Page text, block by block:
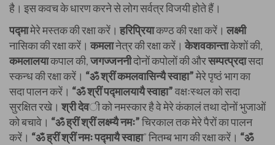
है। इस कवच के धारण करने से लोग सर्वत्र विजयी होते हैं।
पद्मामेरे मस्तक की रक्षा करें। हरिप्रियाकण्ठ की रक्षा करें। लक्ष्मी
नासिका की रक्षा करें। कमलानेत्र की रक्षा करें। केशवकान्ताकेशों की,
कमलालयाकपाल की,जगज्जननीदोनों कपोलों की औरसम्पत्प्रदासदा
स्कन्ध की रक्षा करें। “ॐ श्रीं कमलवासिन्यै स्वाहा”मेरे पृष्ठं भाग का
सदा पालन करें। “ॐ श्रीं पद्मालयायै स्वाहा”वक्षःस्थल को सदा
सुरक्षित रखे। श्री देवी को नमस्कार है वे मेरे कंकालं तथा दोनों भुजाओं
को बचावे। “ॐ ह्रीं श्रीं लक्ष्म्यै नमः”चिरकाल तक मेरे पैरों का पालन
करें। “ॐ ह्रीं श्रीं नमः पद्मायै स्वाहा” नितम्ब भाग की रक्षा करें। “ॐ